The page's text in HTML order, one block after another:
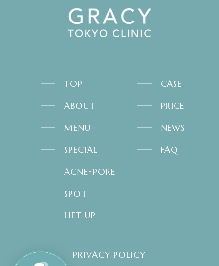
TOP
ABOUT
MENU
SPECIAL
ACNE･PORE
SPOT
LIFT UP
CASE
PRICE
NEWS
FAQ
PRIVACY POLICY